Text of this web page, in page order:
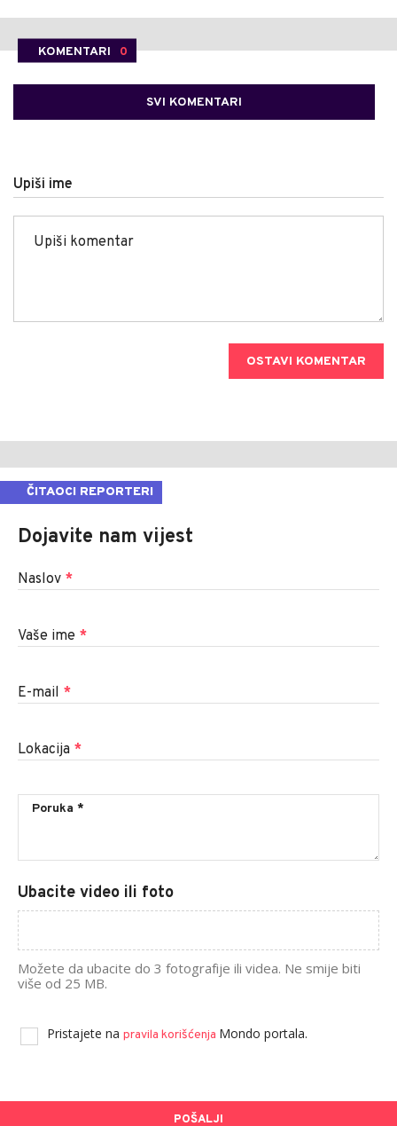
KOMENTARI 0
SVI KOMENTARI
Upiši ime
OSTAVI KOMENTAR
ČITAOCI REPORTERI
Dojavite nam vijest
Naslov *
Vaše ime *
E-mail *
Lokacija *
Ubacite video ili foto
Možete da ubacite do 3 fotografije ili videa. Ne smije biti
više od 25 MB.
Pristajete na pravila korišćenja Mondo portala.
POŠALJI